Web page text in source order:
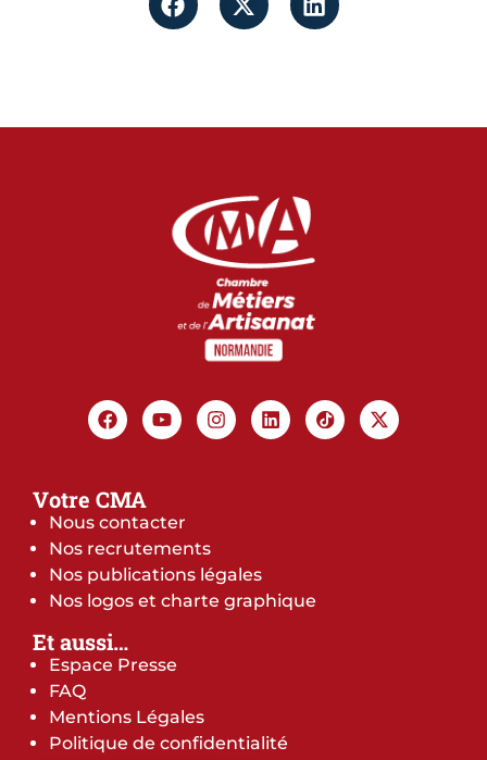
Votre CMA
Nous contacter
Nos recrutements
Nos publications légales
Nos logos et charte graphique
Et aussi…
Espace Presse
FAQ
Mentions Légales
Politique de confidentialité